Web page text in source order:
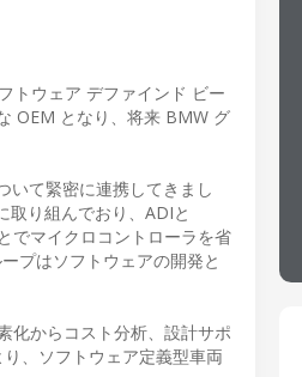
トウェア デファインド ビー
OEM となり、将来 BMW グ
て緊密に連携してきまし
取り組んでおり、ADIと
でマイクロコントローラを省
プはソフトウェアの開発と
化からコスト分析、設計サポ
、ソフトウェア定義型車両